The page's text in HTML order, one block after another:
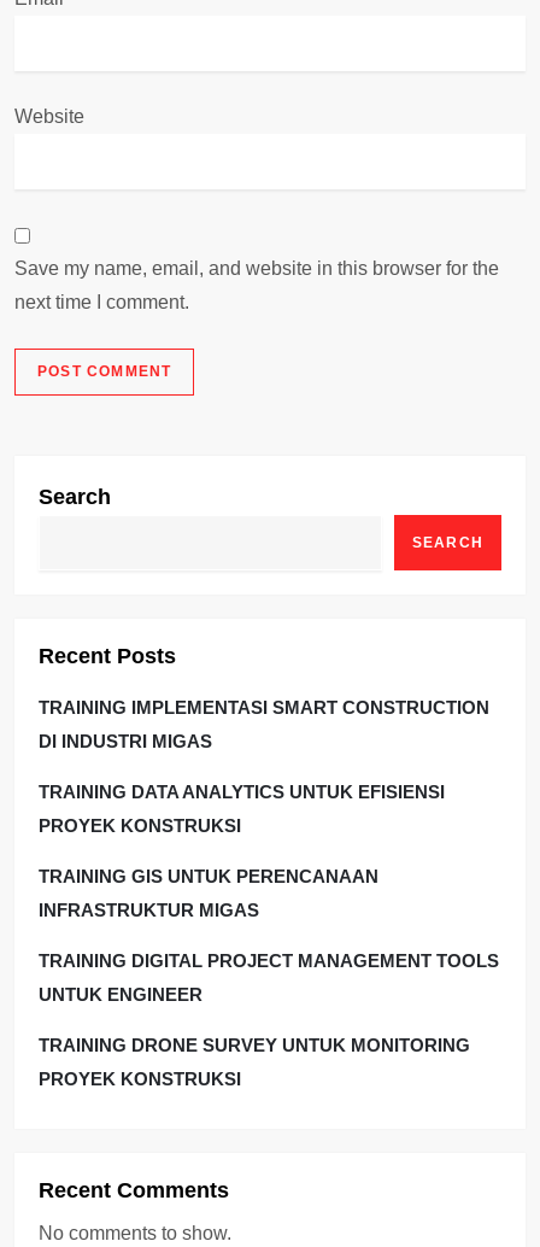
Website
Save my name, email, and website in this browser for the
next time I comment.
Search
SEARCH
Recent Posts
TRAINING IMPLEMENTASI SMART CONSTRUCTION
DI INDUSTRI MIGAS
TRAINING DATA ANALYTICS UNTUK EFISIENSI
PROYEK KONSTRUKSI
TRAINING GIS UNTUK PERENCANAAN
INFRASTRUKTUR MIGAS
TRAINING DIGITAL PROJECT MANAGEMENT TOOLS
UNTUK ENGINEER
TRAINING DRONE SURVEY UNTUK MONITORING
PROYEK KONSTRUKSI
Recent Comments
No comments to show.